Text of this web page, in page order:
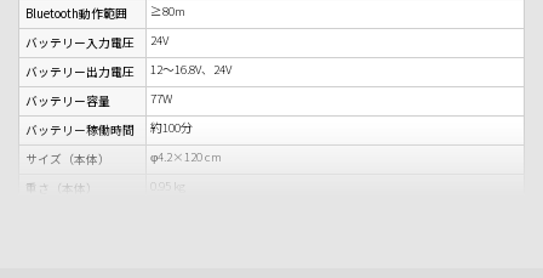
Bluetooth動作範囲
≥80m
バッテリー入力電圧
24V
バッテリー出力電圧
12～16.8V、24V
バッテリー容量
77W
バッテリー稼働時間
約100分
サイズ（本体）
φ4.2×120 cm
重さ（本体）
0.95 kg